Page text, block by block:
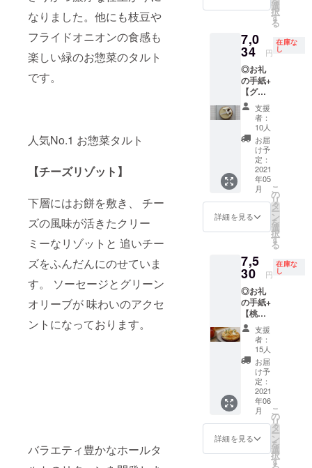
なりました。他にも枝豆や
フライドオニオンの食感も
楽しい緑のお惣菜のタルト
です。
人気No.1 お惣菜タルト
【チーズリゾット】
下層にはお餅を敷き、 チー
ズの風味が活きたクリー
ミーなリゾットと 追いチー
ズをふんだんにのせていま
す。 ソーセージとグリーン
オリーブが 味わいのアクセ
ントになっております。
バラエティ豊かなホールタ
のペー
は香り
付けの
わさび
や鰹
節、醤
油を使
用し、
砂糖を
使うと
ころを
蜂蜜を
使いま
ろやか
にしま
した。
長芋は
食感を
楽しめ
るよう
に、鶏
肉は
トース
ターに
いれて
も
ジュー
シーに
なるよ
う低温
でじっ
くり火
を通し
まし
た。他
のタル
トとは
一風変
わった
地に合
ンを代
わりに
使い、
大葉や
ネギを
沢山使
うこと
であっ
さりと
召し上
がれる
よう仕
上げま
した。
梅】 梅
のペー
は香り
付けの
わさび
や鰹
節、醤
油を使
用し、
砂糖を
使うと
ころを
蜂蜜を
使いま
ろやか
にしま
した。
長芋は
食感を
楽しめ
るよう
噌と南
は一度
オーブ
ンで焼
いてか
らペー
ストに
するこ
とで甘
みを凝
縮させ
まし
た。肉
味噌に
は日本
酒では
ルト生
地に合
ンを代
わりに
使い、
大葉や
ネギを
沢山使
うこと
であっ
さりと
召し上
がれる
よう仕
上げま
した。
梅】 梅
のペー
ソース
に大き
ンゲン
とバジ
ルと相
性のい
い鶏胸
肉を
使った
香り豊
かなタ
ルト、
一番上
の焼き
の酸味
がアク
ていま
す。
【アボ
カドの
ツナわ
さび】
ツナと
ワサビ
のペー
ストに
はチー
ズやア
ボカド
のペー
ストを
事によ
りあっ
のは、
白ワイ
ムース
をマイ
ルドに
してく
れるマ
スカル
ポーネ
チー
ズ。爽
やかな
で大人
な白ワ
インの
ムース
には相
性のい
い、甘
ポート
した国
産レモ
ンを飾
り、レ
モン
チョコ
レー
ト、ホ
ワイト
チョコ
レート
のク
リーム
をあし
らいま
した。
選
択
す
る
7,0
34 円
在庫な
し
◎お礼
の手紙+
【グリ
オット
ピスタ
チオ】4
号（送
料込
み）全
国発送
可能 有
機ピス
タチオ
ペース
トを練
りこん
と一緒
に焼き
込んだ
のは、
サワー
チェ
リーの
一種、
グリ
オット
チェ
リーの
キル
シュ漬
け。サ
クラン
ボの蒸
支援
者：
10人
お届
け予
定：
2021
年05
月
詳細を見る
こ
の
リ
タ
ー
ン
を
選
択
す
る
7,5
30 円
在庫な
し
◎お礼
の手紙+
【桃の
タル
ト】4号
（送料
込み）
全国発
送可能
ミニタ
ルトの
中で１
番人
気。品
薄が続
くた
支援
者：
15人
お届
け予
定：
2021
年06
月
詳細を見る
こ
の
リ
タ
ー
ン
を
選
択
す